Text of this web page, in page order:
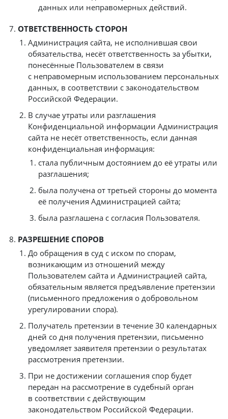
данных или неправомерных действий.
ОТВЕТСТВЕННОСТЬ СТОРОН
Администрация сайта, не исполнившая свои
обязательства, несёт ответственность за убытки,
понесённые Пользователем в связи
с неправомерным использованием персональных
данных, в соответствии с законодательством
Российской Федерации.
В случае утраты или разглашения
Конфиденциальной информации Администрация
сайта не несёт ответственность, если данная
конфиденциальная информация:
стала публичным достоянием до её утраты или
разглашения;
была получена от третьей стороны до момента
её получения Администрацией сайта;
была разглашена с согласия Пользователя.
РАЗРЕШЕНИЕ СПОРОВ
До обращения в суд с иском по спорам,
возникающим из отношений между
Пользователем сайта и Администрацией сайта,
обязательным является предъявление претензии
(письменного предложения о добровольном
урегулировании спора).
Получатель претензии в течение 30 календарных
дней со дня получения претензии, письменно
уведомляет заявителя претензии о результатах
рассмотрения претензии.
При не достижении соглашения спор будет
передан на рассмотрение в судебный орган
в соответствии с действующим
законодательством Российской Федерации.